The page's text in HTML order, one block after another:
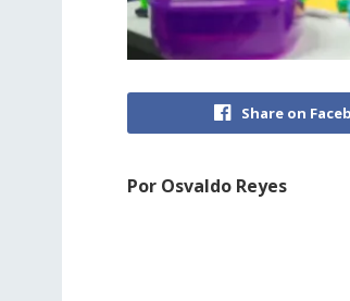
Share on
Por Osvaldo Reyes